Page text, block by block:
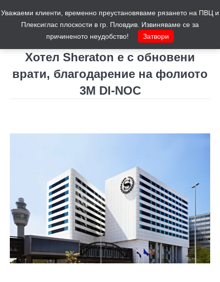
Хотел Sheraton е с обновени
врати, благодарение на фолиото
3M DI-NOC
Уважаеми клиенти, временно преустановяваме рязането на ПВЦ и
Плексиглас плоскости в гр. Пловдив. Извиняваме се за
причиненото неудобство!
Затвори